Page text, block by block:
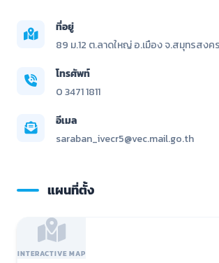
ที่อยู่
89 ม.12 ต.ลาดใหญ่ อ.เมือง จ.สมุทรสง
โทรศัพท์
0 3471 1811
อีเมล
saraban_ivecr5@vec.mail.go.th
แผนที่ตั้ง
INTERACTIVE MAP